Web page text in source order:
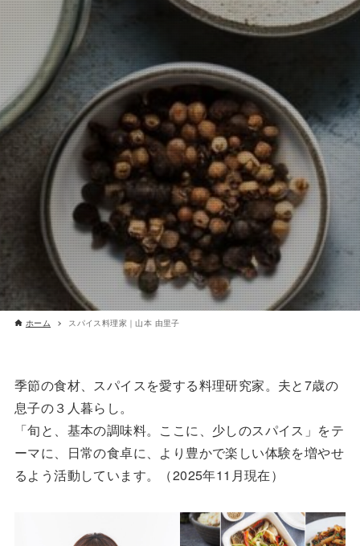
ホーム スパイス料理家｜山本 由里子
季節の食材、スパイスを愛する料理研究家。夫と7歳の
息子の３人暮らし。
「旬と、基本の調味料。ここに、少しのスパイス」をテ
ーマに、日常の食卓に、より豊かで楽しい体験を増やせ
るよう活動しています。（2025年11月現在）